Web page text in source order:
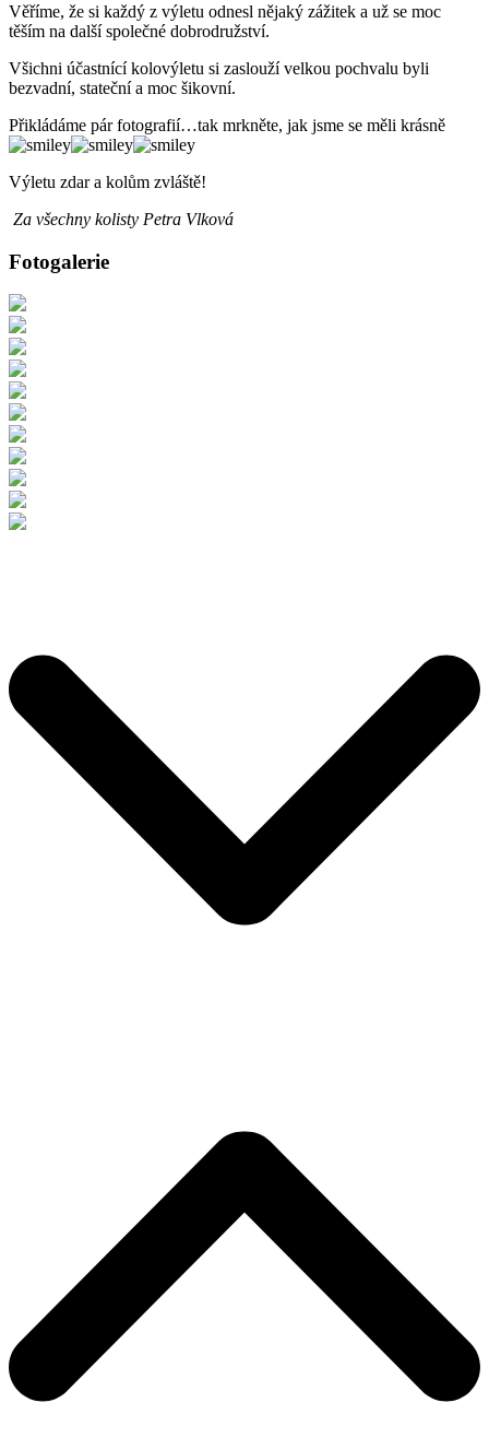
Věříme, že si každý z výletu odnesl nějaký zážitek a už se moc
těším na další společné dobrodružství.
Všichni účastnící kolovýletu si zaslouží velkou pochvalu byli
bezvadní, stateční a moc šikovní.
Přikládáme pár fotografií…tak mrkněte, jak jsme se měli krásně
Výletu zdar a kolům zvláště!
Za všechny kolisty Petra Vlková
Fotogalerie